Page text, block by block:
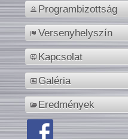
Programbizottság
Versenyhelyszín
Kapcsolat
Galéria
Eredmények